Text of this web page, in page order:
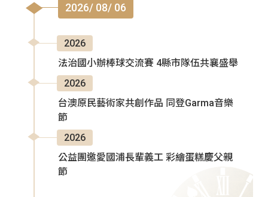
2026/ 08/ 06
2026
法治國小辦棒球交流賽 4縣市隊伍共襄盛舉
2026
台澳原民藝術家共創作品 同登Garma音樂
節
2026
公益團邀愛國浦長輩義工 彩繪蛋糕慶父親
節